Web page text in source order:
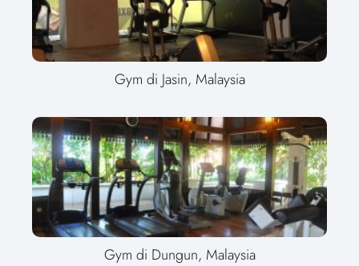
Gym di Jasin, Malaysia
Gym di Dungun, Malaysia